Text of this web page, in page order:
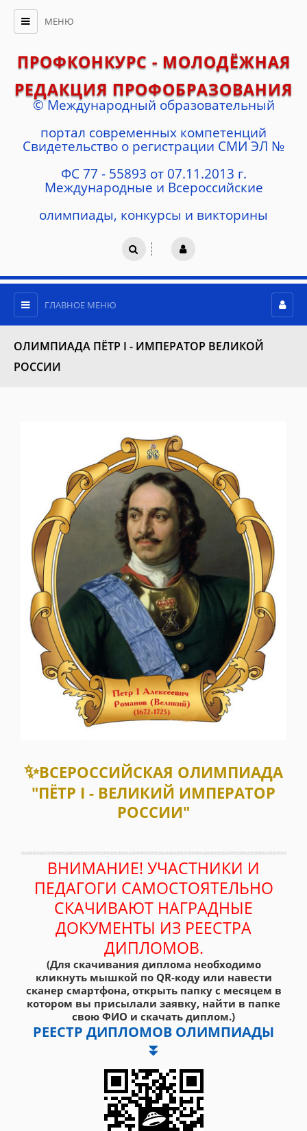
МЕНЮ
ПРОФКОНКУРС - МОЛОДЁЖНАЯ
РЕДАКЦИЯ ПРОФОБРАЗОВАНИЯ
© Международный образовательный
портал современных компетенций
Cвидетельство о регистрации СМИ ЭЛ №
ФС 77 - 55893 от 07.11.2013 г.
Международные и Всероссийские
олимпиады, конкурсы и викторины
ГЛАВНОЕ МЕНЮ
ОЛИМПИАДА ПЁТР I - ИМПЕРАТОР ВЕЛИКОЙ
РОССИИ
✨ВСЕРОССИЙСКАЯ ОЛИМПИАДА
"ПЁТР I - ВЕЛИКИЙ ИМПЕРАТОР
РОССИИ"
ВНИМАНИЕ! УЧАСТНИКИ И
ПЕДАГОГИ САМОСТОЯТЕЛЬНО
СКАЧИВАЮТ НАГРАДНЫЕ
ДОКУМЕНТЫ ИЗ РЕЕСТРА
ДИПЛОМОВ.
(Для скачивания диплома необходимо
кликнуть мышкой по QR-коду или навести
сканер смартфона, открыть папку с месяцем в
котором вы присылали заявку, найти в папке
свою ФИО и скачать диплом.)
РЕЕСТР ДИПЛОМОВ ОЛИМПИАДЫ
⏬